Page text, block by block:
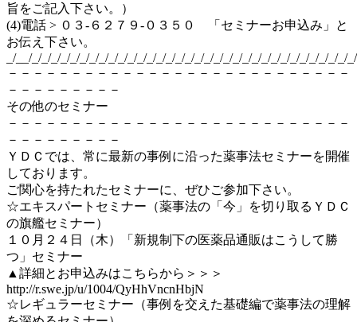
旨をご記入下さい。）
(4)電話 > ０３-６２７９-０３５０ 「セミナーお申込み」と
お伝え下さい。
_/__/_/_/_/_/_/_/_/_/_/_/_/_/_/_/_/_/_/_/_/_/_/_/_/_/_/_/_/_/_/_/_/_/_/_/
－－－－－－－－－－－－－－－－－－－－－－－－－－－
－－－－－－－－－
その他のセミナー
－－－－－－－－－－－－－－－－－－－－－－－－－－－
－－－－－－－－－
ＹＤＣでは、常に最新の事例に沿った薬事法セミナーを開催
しております。
ご関心を持たれたセミナーに、ぜひご参加下さい。
☆エキスパートセミナー（薬事法の「今」を切り取るＹＤＣ
の旗艦セミナー）
１０月２４日（木）「新規制下の医薬品通販はこうして勝
つ」セミナー
▲詳細とお申込みはこちらから＞＞＞
http://r.swe.jp/u/1004/QyHhVncnHbjN
☆レギュラーセミナー（事例を交えた基礎編で薬事法の理解